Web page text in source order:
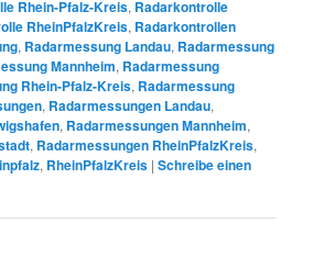
Rhein-Pfalz-Kreis, Radarkontrolle
RheinPfalzKreis, Radarkontrollen
, Radarmessung Landau, Radarmessung
Mannheim, Radarmessung
Rhein-Pfalz-Kreis, Radarmessung
, Radarmessungen Landau,
, Radarmessungen Mannheim,
, Radarmessungen RheinPfalzKreis,
, RheinPfalzKreis |Schreibe einen